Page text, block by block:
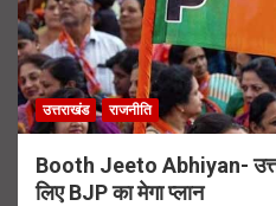
उत्तराखंड राजनीति
Booth Jeeto Abhiyan-
लिए BJP का मेगा प्लान